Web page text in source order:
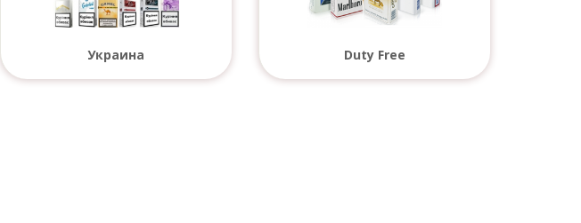
Украина Duty Free